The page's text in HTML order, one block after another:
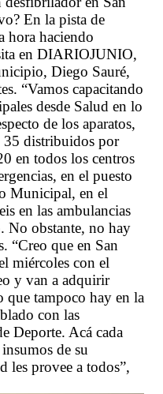
En la pista de
hora haciendo
en DIARIOJUNIO,
Diego Sauré,
“Vamos capacitando
desde Salud en lo
de los aparatos,
35 distribuidos por
en todos los centros
en el puesto
Municipal, en el
en las ambulancias
No obstante, no hay
“Creo que en San
miércoles con el
y van a adquirir
que tampoco hay en la
con las
Deporte. Acá cada
de su
les provee a todos”,